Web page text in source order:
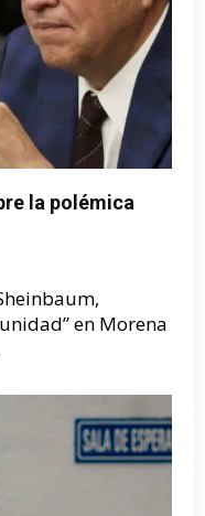
la polémica
en Morena